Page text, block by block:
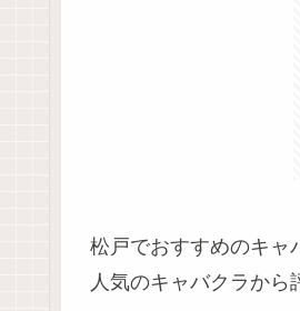
松戸でおすすめのキャ
人気のキャバクラから